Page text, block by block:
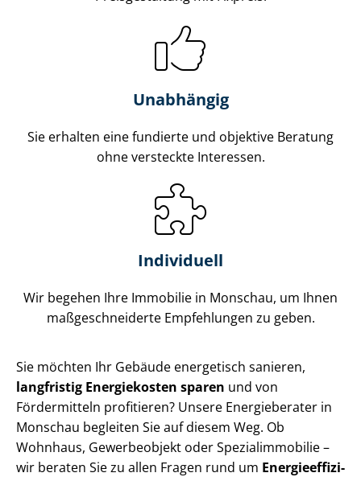
Unabhängig
Sie erhalten eine fundierte und objektive Beratung
ohne versteckte Interessen.
Individuell
Wir begehen Ihre Immobilie in Monschau, um Ihnen
maß­ge­schnei­der­te Empfehlungen zu geben.
Sie möchten Ihr Gebäude energetisch sanieren,
langfristig Energiekosten sparen und von
Fördermitteln profitieren? Unsere Energieberater in
Monschau begleiten Sie auf diesem Weg. Ob
Wohnhaus, Gewerbeobjekt oder Spe­zi­al­im­mo­bi­lie –
wir beraten Sie zu allen Fragen rund um En­er­gie­ef­fi­zi­